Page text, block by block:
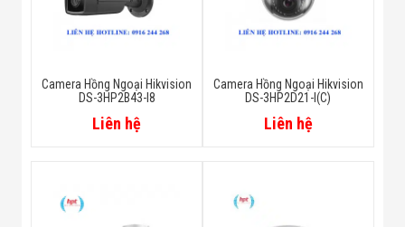
Camera Hồng Ngoại Hikvision
DS-3HP2B43-I8
Liên hệ
Camera Hồng Ngoại Hikvision
DS-3HP2D21-I(C)
Liên hệ